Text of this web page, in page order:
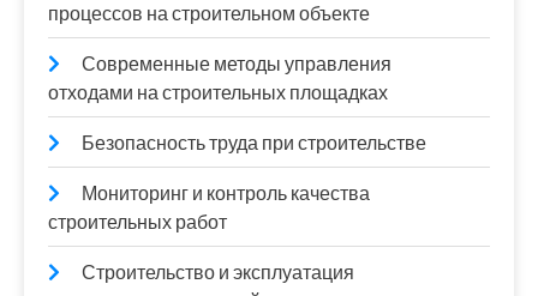
процессов на строительном объекте
Современные методы управления
отходами на строительных площадках
Безопасность труда при строительстве
Мониторинг и контроль качества
строительных работ
Строительство и эксплуатация